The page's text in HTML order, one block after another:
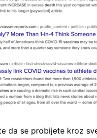
da se probijete kroz